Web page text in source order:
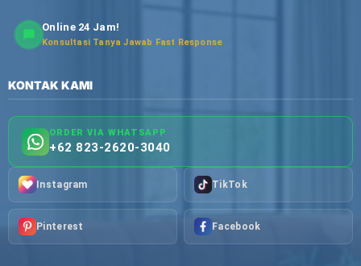
Online 24 Jam!
Konsultasi Tanya Jawab Fast Response
KONTAK KAMI
ORDER VIA WHATSAPP
+62 823-2620-3040
Instagram TikTok
Pinterest Facebook